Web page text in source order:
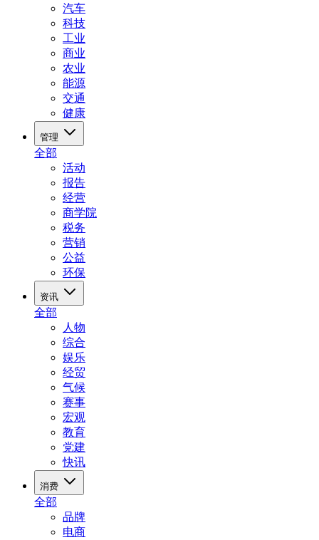
汽车
科技
工业
商业
农业
能源
交通
健康
管理
全部
活动
报告
经营
商学院
税务
营销
公益
环保
资讯
全部
人物
综合
娱乐
经贸
气候
赛事
宏观
教育
党建
快讯
消费
全部
品牌
电商